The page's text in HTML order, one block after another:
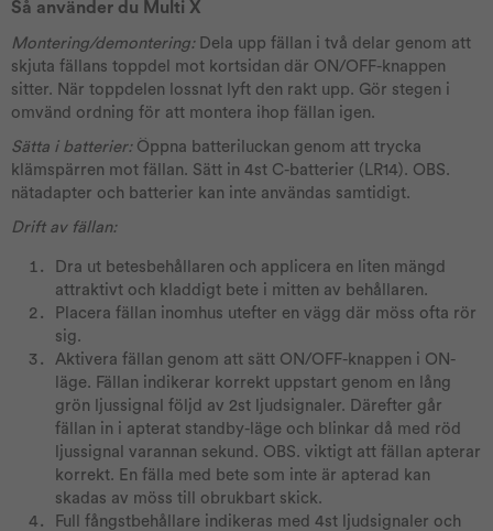
Så använder du Multi X
Montering/demontering:Dela upp fällan i två delar genom att
skjuta fällans toppdel mot kortsidan där ON/OFF-knappen
sitter. När toppdelen lossnat lyft den rakt upp. Gör stegen i
omvänd ordning för att montera ihop fällan igen.
Sätta i batterier:Öppna batteriluckan genom att trycka
klämspärren mot fällan. Sätt in 4st C-batterier (LR14). OBS.
nätadapter och batterier kan inte användas samtidigt.
Drift av fällan:
Dra ut betesbehållaren och applicera en liten mängd
attraktivt och kladdigt bete i mitten av behållaren.
Placera fällan inomhus utefter en vägg där möss ofta rör
sig.
Aktivera fällan genom att sätt ON/OFF-knappen i ON-
läge. Fällan indikerar korrekt uppstart genom en lång
grön ljussignal följd av 2st ljudsignaler. Därefter går
fällan in i apterat standby-läge och blinkar då med röd
ljussignal varannan sekund. OBS. viktigt att fällan apterar
korrekt. En fälla med bete som inte är apterad kan
skadas av möss till obrukbart skick.
Full fångstbehållare indikeras med 4st ljudsignaler och